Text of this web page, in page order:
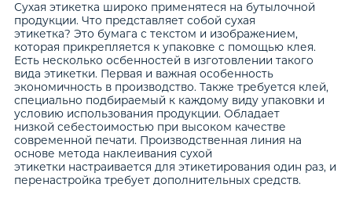
Сухая этикетка широко применятеся на бутылочной
продукции. Что представляет собой сухая
этикетка? Это бумага с текстом и изображением,
которая прикрепляется к упаковке с помощью клея.
Есть несколько осбенностей в изготовлении такого
вида этикетки. Первая и важная особенность
экономичность в производство. Также требуется клей,
специально подбираемый к каждому виду упаковки и
условию использования продукции. Обладает
низкой себестоимостью при высоком качестве
современной печати. Производственная линия на
основе метода наклеивания сухой
этикетки настраивается для этикетирования один раз, и
перенастройка требует дополнительных средств.